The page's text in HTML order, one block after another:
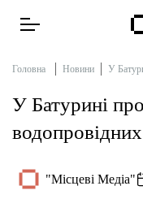
Новини
Інтерв’ю
Головна Новини У
У Батурині
"Місцеві Медіа"